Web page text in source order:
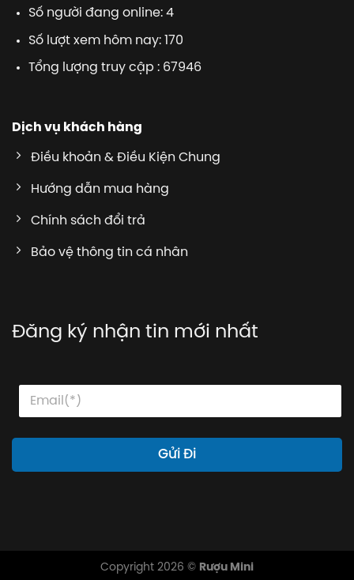
Số người đang online: 4
Số lượt xem hôm nay: 170
Tổng lượng truy cập : 67946
Dịch vụ khách hàng
Điều khoản & Điều Kiện Chung
Hướng dẫn mua hàng
Chính sách đổi trả
Bảo vệ thông tin cá nhân
Đăng ký nhận tin mới nhất
i
E
l
E
a
i
Gửi Đi
Copyright 2026 © Rượu Mini